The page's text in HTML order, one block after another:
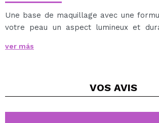
Une base de maquillage avec une
votre peau un aspect lumineux et
Appliquer la quantité désirée et
ver más
VOS AVIS